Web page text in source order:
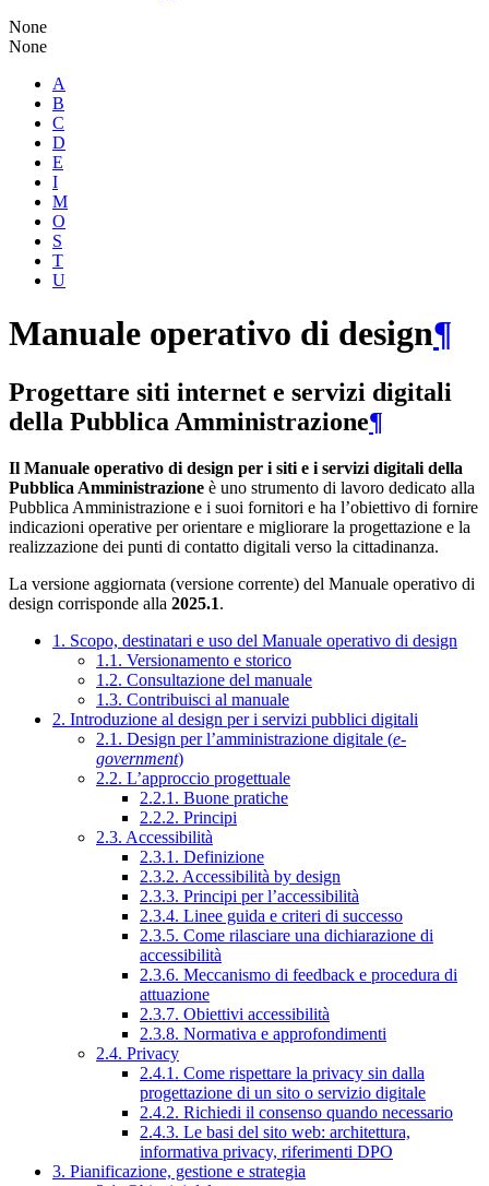
None
None
A
B
C
D
E
I
M
O
S
T
U
Manuale operativo di design¶
Progettare siti internet e servizi digitali
della Pubblica Amministrazione¶
Il Manuale operativo di design per i siti e i servizi digitali della
Pubblica Amministrazione è uno strumento di lavoro dedicato alla
Pubblica Amministrazione e i suoi fornitori e ha l’obiettivo di fornire
indicazioni operative per orientare e migliorare la progettazione e la
realizzazione dei punti di contatto digitali verso la cittadinanza.
La versione aggiornata (versione corrente) del Manuale operativo di
design corrisponde alla 2025.1.
1. Scopo, destinatari e uso del Manuale operativo di design
1.1. Versionamento e storico
1.2. Consultazione del manuale
1.3. Contribuisci al manuale
2. Introduzione al design per i servizi pubblici digitali
2.1. Design per l’amministrazione digitale (e-
government)
2.2. L’approccio progettuale
2.2.1. Buone pratiche
2.2.2. Principi
2.3. Accessibilità
2.3.1. Definizione
2.3.2. Accessibilità by design
2.3.3. Principi per l’accessibilità
2.3.4. Linee guida e criteri di successo
2.3.5. Come rilasciare una dichiarazione di
accessibilità
2.3.6. Meccanismo di feedback e procedura di
attuazione
2.3.7. Obiettivi accessibilità
2.3.8. Normativa e approfondimenti
2.4. Privacy
2.4.1. Come rispettare la privacy sin dalla
progettazione di un sito o servizio digitale
2.4.2. Richiedi il consenso quando necessario
2.4.3. Le basi del sito web: architettura,
informativa privacy, riferimenti DPO
3. Pianificazione, gestione e strategia